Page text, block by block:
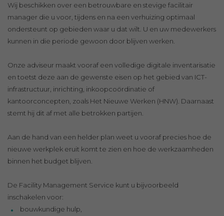
Wij beschikken over een betrouwbare en stevige facilitair
manager die u voor, tijdens en na een verhuizing optimaal
ondersteunt op gebieden waar u dat wilt. U en uw medewerkers
kunnen in die periode gewoon door blijven werken.
Onze adviseur maakt vooraf een volledige digitale inventarisatie
en toetst deze aan de gewenste eisen op het gebied van ICT-
infrastructuur, inrichting, inkoopcoördinatie of
kantoorconcepten, zoals Het Nieuwe Werken (HNW). Daarnaast
stemt hij dit af met alle betrokken partijen.
Aan de hand van een helder plan weet u vooraf precies hoe de
nieuwe werkplek eruit komt te zien en hoe de werkzaamheden
binnen het budget blijven.
De Facility Management Service kunt u bijvoorbeeld
inschakelen voor:
bouwkundige hulp,